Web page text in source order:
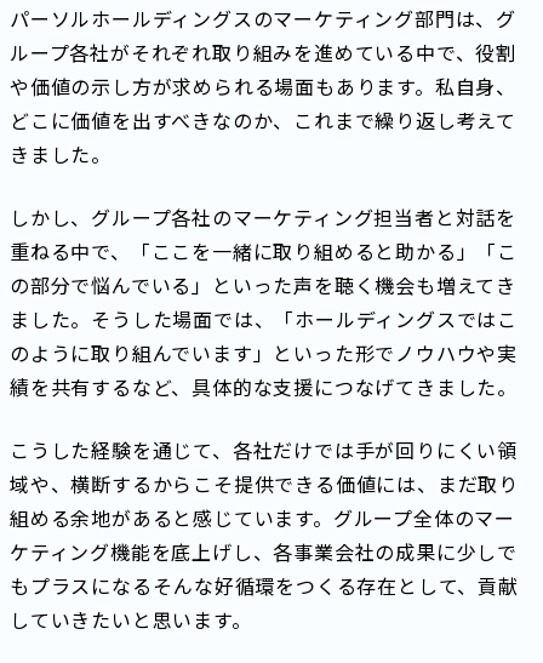
パーソルホールディングスのマーケティング部門は、グ
ループ各社がそれぞれ取り組みを進めている中で、役割
や価値の示し方が求められる場面もあります。私自身、
どこに価値を出すべきなのか、これまで繰り返し考えて
きました。
しかし、グループ各社のマーケティング担当者と対話を
重ねる中で、「ここを一緒に取り組めると助かる」「こ
の部分で悩んでいる」といった声を聴く機会も増えてき
ました。そうした場面では、「ホールディングスではこ
のように取り組んでいます」といった形でノウハウや実
績を共有するなど、具体的な支援につなげてきました。
こうした経験を通じて、各社だけでは手が回りにくい領
域や、横断するからこそ提供できる価値には、まだ取り
組める余地があると感じています。グループ全体のマー
ケティング機能を底上げし、各事業会社の成果に少しで
もプラスになる――そんな好循環をつくる存在として、貢献
していきたいと思います。